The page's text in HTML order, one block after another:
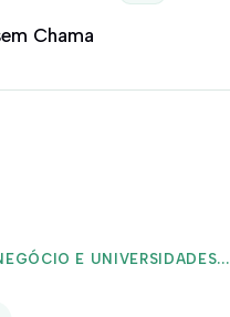
Chama
E UNIVERSIDADES...